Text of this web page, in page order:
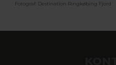
Fotograf: Destination Ringkøbing Fjord